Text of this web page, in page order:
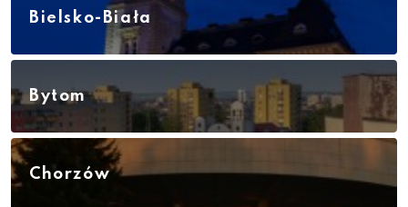
Bielsko-Biała
Bytom
Chorzów